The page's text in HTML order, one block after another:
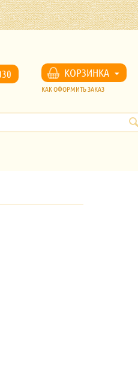
КОРЗИНКА
КАК ОФОРМИТЬ ЗАКАЗ